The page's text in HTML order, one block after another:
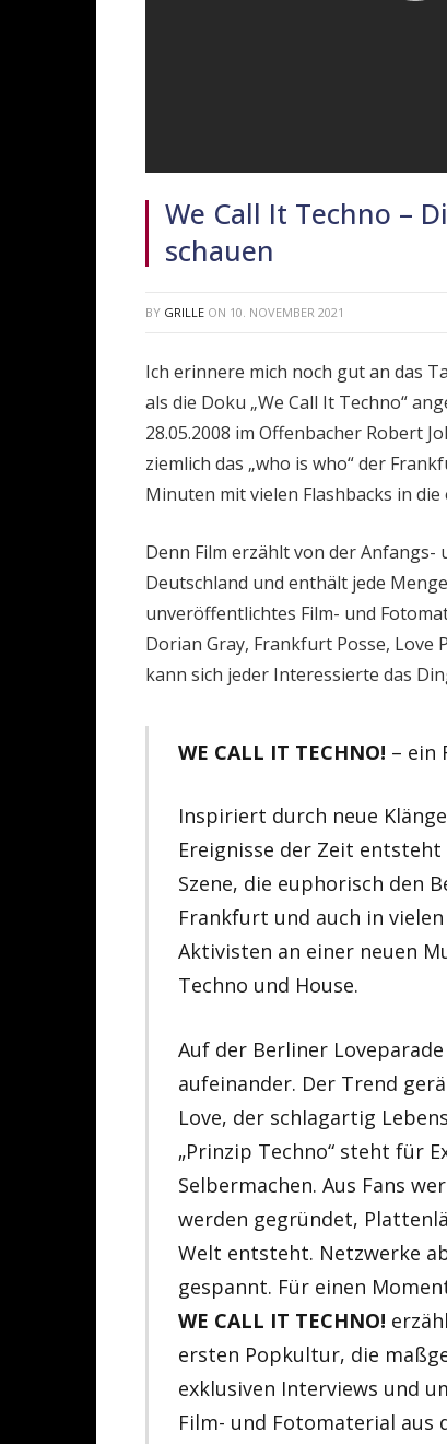
We Call It Techno –
schauen
BY GRILLE ON 10. NOVEMBER 2021
Ich erinnere mich noch gut an das
als die Doku „We Call It Techno“
28.05.2008 im Offenbacher Robert
ziemlich das „who is who“ der
Minuten mit vielen Flashbacks in
Denn Film erzählt von der
Deutschland und enthält jede
unveröffentlichtes Film- und
Dorian Gray, Frankfurt Posse, Love
kann sich jeder Interessierte das
WE CALL IT TECHNO! – ein
Inspiriert durch neue
Ereignisse der Zeit entsteht
Szene, die euphorisch den
Frankfurt und auch in
Aktivisten an einer neuen
Techno und House.
Auf der Berliner
aufeinander. Der Trend
Love, der schlagartig
„Prinzip Techno“ steht für
Selbermachen. Aus Fans
werden gegründet,
Welt entsteht. Netzwerke
gespannt. Für einen
WE CALL IT TECHNO!
ersten Popkultur, die
exklusiven Interviews und
Film- und Fotomaterial aus